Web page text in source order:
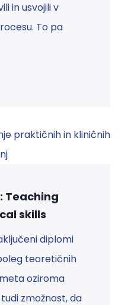
in usvojili v
To pa
Teaching
skills
diplomi
teoretičnih
oziroma
zmožnost, da